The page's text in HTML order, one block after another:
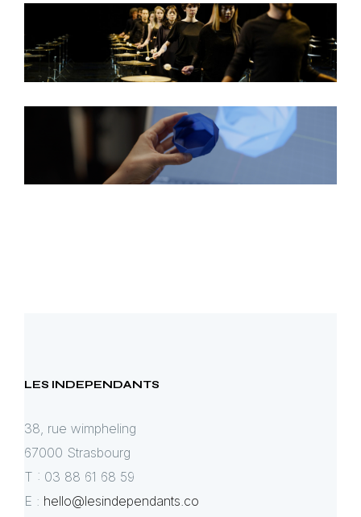
LES INDEPENDANTS
38, rue wimpheling
67000 Strasbourg
T : 03 88 61 68 59
E : hello@lesindependants.co